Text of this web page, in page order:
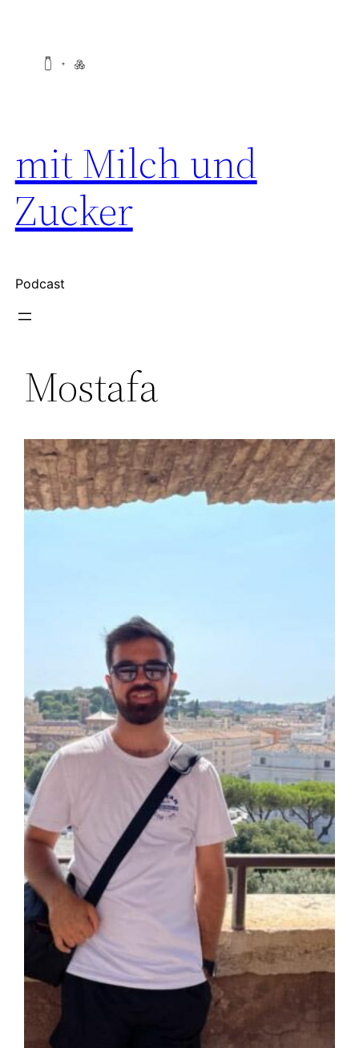
springen
mit Milch und
Zucker
Podcast
Mostafa